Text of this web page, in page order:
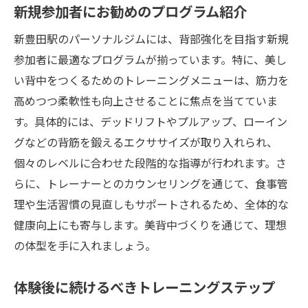
新規参加者にお勧めのプログラム紹介
新豊田駅のパーソナルジムには、背部強化を目指す新規
参加者に最適なプログラムが揃っています。特に、美し
い背中をつくるためのトレーニングメニューは、筋力を
高めつつ柔軟性も向上させることに焦点を当てていま
す。具体的には、デッドリフトやプルアップ、ローイン
グなどの背筋を鍛えるエクササイズが取り入れられ、
個々のレベルに合わせた段階的な指導が行われます。さ
らに、トレーナーとのカウンセリングを通じて、食事管
理や生活習慣の見直しもサポートされるため、全体的な
健康向上にも寄与します。美背中づくりを通じて、理想
の体型を手に入れましょう。
体験後に続けるべきトレーニングステップ